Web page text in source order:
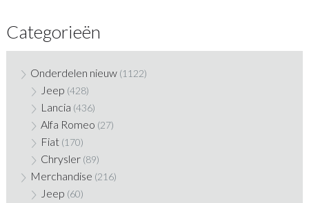
Categorieën
Onderdelen nieuw (1122)
Jeep (428)
Lancia (436)
Alfa Romeo (27)
Fiat (170)
Chrysler (89)
Merchandise (216)
Jeep (60)